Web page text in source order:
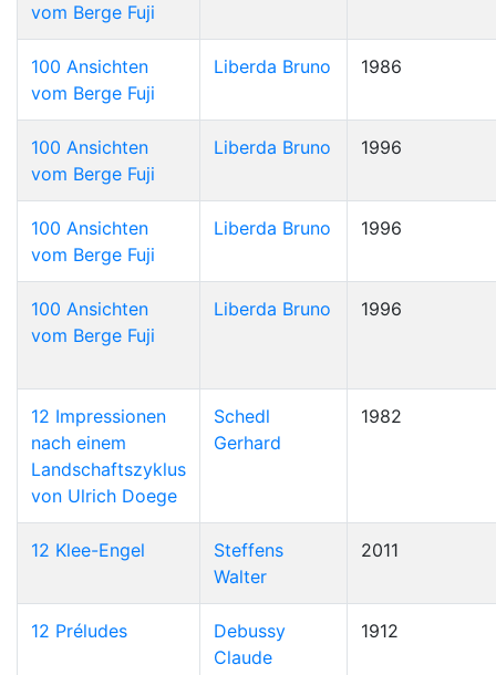
vom Berge Fuji
100 Ansichten
vom Berge Fuji
Liberda Bruno 1986
100 Ansichten
vom Berge Fuji
Liberda Bruno 1996
100 Ansichten
vom Berge Fuji
Liberda Bruno 1996
100 Ansichten
vom Berge Fuji
Liberda Bruno 1996
12 Impressionen
nach einem
Landschaftszyklus
von Ulrich Doege
Schedl
Gerhard
1982
12 Klee-Engel
Steffens
Walter
2011
12 Préludes
Debussy
Claude
1912